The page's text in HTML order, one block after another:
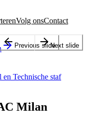
Volg onsContact
en Technische staf
Milan
Previous slideNext slide